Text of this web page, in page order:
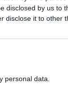
disclosed by us to
disclose it to other
personal data.
και από
να έχει
νιώθει ότι
χωρίς
μόλις